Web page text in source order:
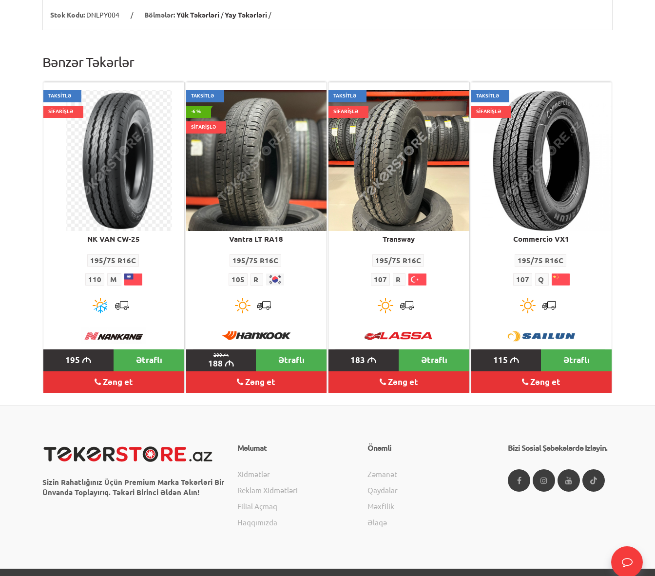
Stok Kodu: DNLPY004 / Bölmələr:Yük Təkərləri /Yay Təkərləri /
Bənzər Təkərlər
TAKSİTLƏ
SİFARİŞLƏ
NK VAN CW-25
195/75 R16C
110 M
195 M Ətraflı
Zəng et
TAKSİTLƏ
-6 %
SİFARİŞLƏ
Vantra LT RA18
195/75 R16C
105 R
200M
188 M Ətraflı
Zəng et
TAKSİTLƏ
SİFARİŞLƏ
Transway
195/75 R16C
107 R
183 M Ətraflı
Zəng et
TAKSİTLƏ
SİFARİŞLƏ
Commercio VX1
195/75 R16C
107 Q
115 M Ətraflı
Zəng et
Sizin Rahatlığınız Üçün Premium Marka Təkərləri Bir
Ünvanda Toplayırıq. Təkəri Birinci Əldən Alın!
Məlumat
Xidmətlər
Reklam Xidmətləri
Filial Açmaq
Haqqımızda
Önəmli
Zəmanət
Qaydalar
Məxfilik
Əlaqə
Bizi Sosial Şəbəkələrdə Izləyin.